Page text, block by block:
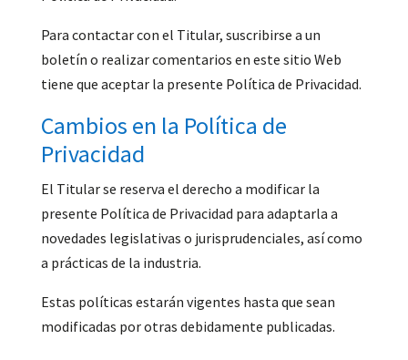
Para contactar con el Titular, suscribirse a un
boletín o realizar comentarios en este sitio Web
tiene que aceptar la presente Política de Privacidad.
Cambios en la Política de
Privacidad
El Titular se reserva el derecho a modificar la
presente Política de Privacidad para adaptarla a
novedades legislativas o jurisprudenciales, así como
a prácticas de la industria.
Estas políticas estarán vigentes hasta que sean
modificadas por otras debidamente publicadas.